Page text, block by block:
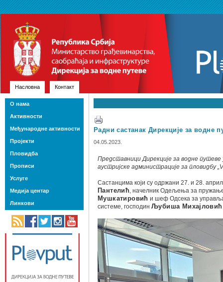
Насловна Контакт
Радни састанак Дирекције за водне
04.05.2023.
Представници Дирекције за водне
аустријске администрације за пловидбу
Састанцима који су одржани 27. и 28.
Пантелић, начелник Одељења за
Мушкатировић и шеф Одсека за
системе, господинЉубиша Михајловић
О нама
Активности
Међународне активности
Пројекти
Пловидба
Прописи
Услуге
Медија центар
Линкови